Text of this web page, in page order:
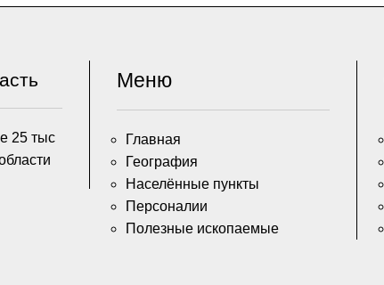
25 тыс
Меню
Главная
География
Населённые пункты
Персоналии
Полезные ископаемые